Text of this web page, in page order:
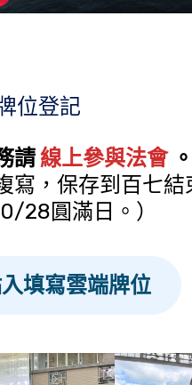
位登記
請線上參與法會 。
寫，保存到百七結
28圓滿日。）
填寫雲端牌位